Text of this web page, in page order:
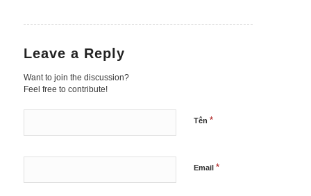
Leave a Reply
Want to join the discussion?
Feel free to contribute!
Tên *
Email *